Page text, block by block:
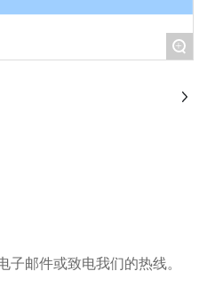
+
子邮件或致电我们的热线。